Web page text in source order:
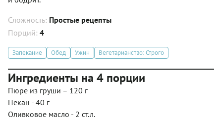
Сложность: Простые рецепты
Порций: 4
Запекание Обед Ужин Вегетарианство: Строго
Ингредиенты на 4 порции
Пюре из груши – 120 г
Пекан - 40 г
Оливковое масло - 2 ст.л.